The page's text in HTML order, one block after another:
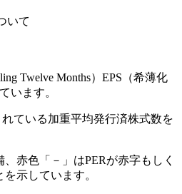
いて
Twelve Months）EPS（希薄化
います。
ている加重平均発行済株式数を
赤色「 － 」はPERが赤字もしく
示しています。